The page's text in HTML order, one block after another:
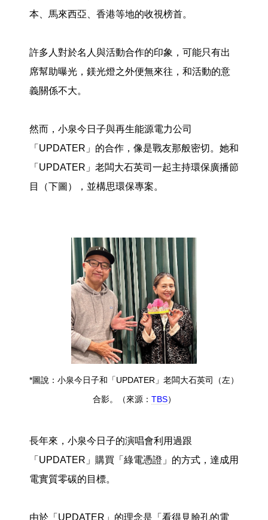
本、馬來西亞、香港等地的收視榜首。
許多人對於名人與活動合作的印象，可能只有出
席幫助曝光，鎂光燈之外便無來往，和活動的意
義關係不大。
然而，小泉今日子與再生能源電力公司
「UPDATER」的合作，像是戰友那般密切。她和
「UPDATER」老闆大石英司一起主持環保廣播節
目（下圖），並構思環保專案。
*圖說：小泉今日子和「UPDATER」老闆大石英司（左）
合影。（來源： TBS）
長年來，小泉今日子的演唱會利用過跟
「UPDATER」購買「綠電憑證」的方式，達成用
電實質零碳的目標。
由於「UPDATER」的理念是「看得見臉孔的電